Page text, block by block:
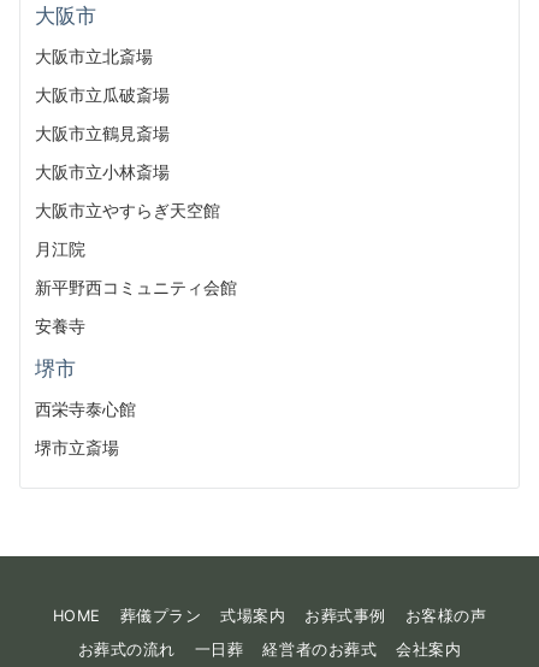
大阪市
大阪市立北斎場
大阪市立瓜破斎場
大阪市立鶴見斎場
大阪市立小林斎場
大阪市立やすらぎ天空館
月江院
新平野西コミュニティ会館
安養寺
堺市
西栄寺泰心館
堺市立斎場
HOME 葬儀プラン 式場案内 お葬式事例
お客様の声
お葬式の流れ
一日葬 経営者のお葬式 会社案内